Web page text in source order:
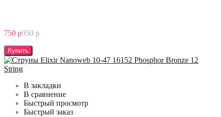
750 р950 р
Купить
В закладки
В сравнение
Быстрый просмотр
Быстрый заказ